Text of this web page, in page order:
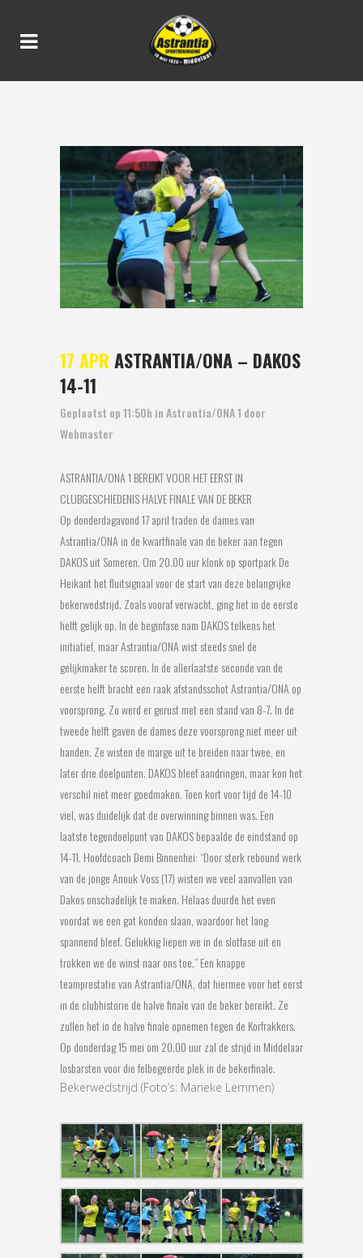
17 APR ASTRANTIA/ONA – DAKOS
14-11
Geplaatst op 11:50h inAstrantia/ONA 1 door
Webmaster
ASTRANTIA/ONA 1 BEREIKT VOOR HET EERST IN
CLUBGESCHIEDENIS HALVE FINALE VAN DE BEKER
Op donderdagavond 17 april traden de dames van
Astrantia/ONA in de kwartfinale van de beker aan tegen
DAKOS uit Someren. Om 20.00 uur klonk op sportpark De
Heikant het fluitsignaal voor de start van deze belangrijke
bekerwedstrijd. Zoals vooraf verwacht, ging het in de eerste
helft gelijk op. In de beginfase nam DAKOS telkens het
initiatief, maar Astrantia/ONA wist steeds snel de
gelijkmaker te scoren. In de allerlaatste seconde van de
eerste helft bracht een raak afstandsschot Astrantia/ONA op
voorsprong. Zo werd er gerust met een stand van 8-7. In de
tweede helft gaven de dames deze voorsprong niet meer uit
handen. Ze wisten de marge uit te breiden naar twee, en
later drie doelpunten. DAKOS bleef aandringen, maar kon het
verschil niet meer goedmaken. Toen kort voor tijd de 14-10
viel, was duidelijk dat de overwinning binnen was. Een
laatste tegendoelpunt van DAKOS bepaalde de eindstand op
14-11. Hoofdcoach Demi Binnenhei: “Door sterk rebound werk
van de jonge Anouk Voss (17) wisten we veel aanvallen van
Dakos onschadelijk te maken. Helaas duurde het even
voordat we een gat konden slaan, waardoor het lang
spannend bleef. Gelukkig liepen we in de slotfase uit en
trokken we de winst naar ons toe.” Een knappe
teamprestatie van Astrantia/ONA, dat hiermee voor het eerst
in de clubhistorie de halve finale van de beker bereikt. Ze
zullen het in de halve finale opnemen tegen de Korfrakkers.
Op donderdag 15 mei om 20.00 uur zal de strijd in Middelaar
losbarsten voor die felbegeerde plek in de bekerfinale.
Bekerwedstrijd (Foto’s: Marieke Lemmen)